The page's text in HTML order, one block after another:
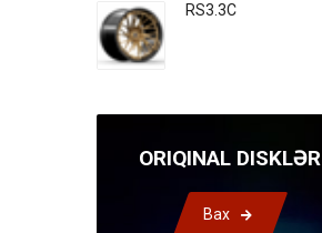
RS3.3C
ORIQINAL DISKLƏR
Bax